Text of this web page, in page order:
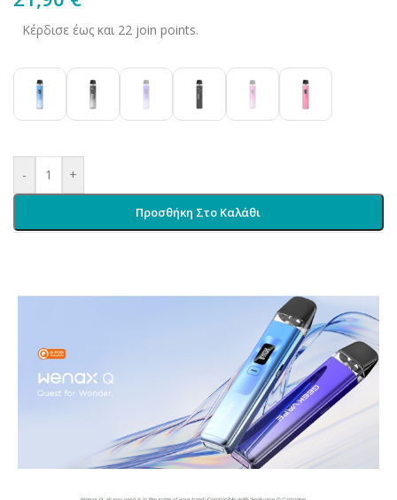
Κέρδισε έως και 22 join points.
- +
Προσθήκη Στο Καλάθι